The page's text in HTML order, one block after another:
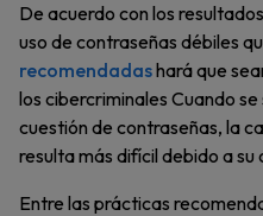
De acuerdo con los
uso de contraseñas débiles
recomendadashará que
los cibercriminales Cuando
cuestión de contraseñas, la
resulta más difícil debido a
Entre las prácticas